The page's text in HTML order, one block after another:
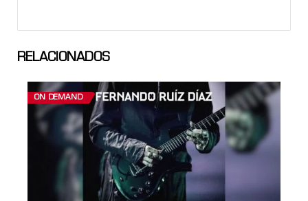
RELACIONADOS
ON DEMAND